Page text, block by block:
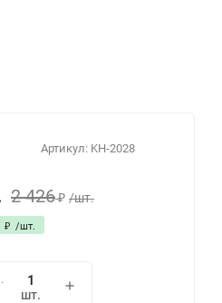
Артикул: KH-2028
2 426 ₽ /шт.
₽ /шт.
шт.